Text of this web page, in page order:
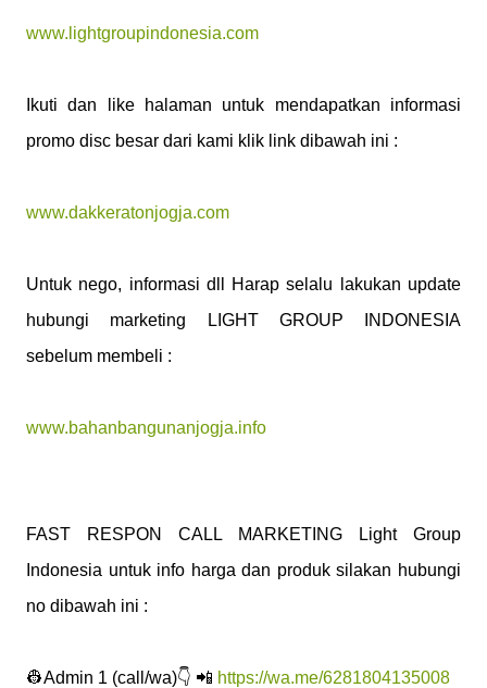
www.lightgroupindonesia.com
Ikuti dan like halaman untuk mendapatkan informasi
promo disc besar dari kami klik link dibawah ini :
www.dakkeratonjogja.com
Untuk nego, informasi dll Harap selalu lakukan update
hubungi marketing LIGHT GROUP INDONESIA
sebelum membeli :
www.bahanbangunanjogja.info
FAST RESPON CALL MARKETING Light Group
Indonesia untuk info harga dan produk silakan hubungi
no dibawah ini :
👷Admin 1 (call/wa)👇 📲 https://wa.me/6281804135008